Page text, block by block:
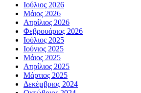
Ιούλιος 2026
Μάιος 2026
Απρίλιος 2026
Φεβρουάριος 2026
Ιούλιος 2025
Ιούνιος 2025
Μάιος 2025
Απρίλιος 2025
Μάρτιος 2025
Δεκέμβριος 2024